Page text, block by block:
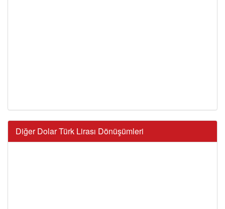
Diğer Dolar Türk Lirası Dönüşümleri